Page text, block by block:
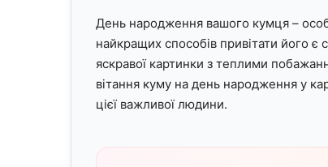
День народження вашого кумця –
найкращих способів привітати його є
яскравої картинки з теплими
вітання куму на день народження у
цієї важливої людини.